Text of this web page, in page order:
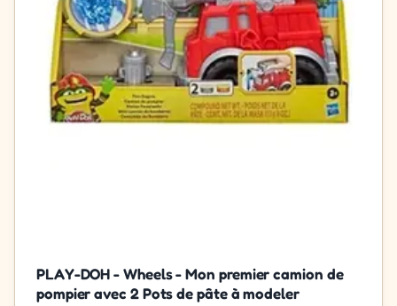
PLAY-DOH - Wheels - Mon premier camion de
pompier avec 2 Pots de pâte à modeler